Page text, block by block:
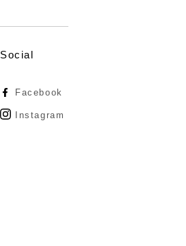
Social
Facebook
Instagram